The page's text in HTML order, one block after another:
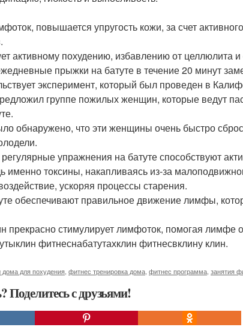
повышается упругость кожи, за счет
активному похудению, избавлению от целлюлита
прыжки на батуте в течение 20 минут
эксперимент, который был проведен в
группе пожилых женщин, которые ведут
обнаружено, что эти женщины очень быстро
упражнения на батуте способствуют
именно токсины, накапливаясь из-за
ускоряя процессы старения.
обеспечивают правильное движение лимфы,
прекрасно стимулирует лимфоток, помогая
фитнеснабатутахклин фитнесвклину клин.
дома для похудения фитнес тренировка дома фитнес программа занятия
Поделитесь с друзьями!